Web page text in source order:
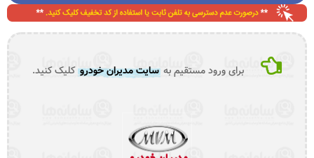
برای ورود مستقیم به سایت مدیران خودرو کلیک کنید.